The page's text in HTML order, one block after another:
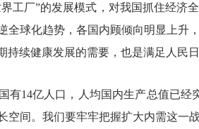
工厂”的发展模式，对我国抓住经
全球化趋势，各国内顾倾向明显上
续健康发展的需要，也是满足人民
14亿人口，人均国内生产总值已经
空间。我们要牢牢把握扩大内需这